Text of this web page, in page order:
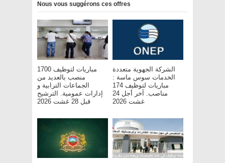
Nous vous suggérons ces offres
مباريات لتوظيف 1700
منصب بالعديد من
الجماعات الترابية و
إدارات عمومية. الترشيح
قبل 28 غشت 2026
الشركة الجهوية متعددة
الخدمات سوس ماسة :
مباريات لتوظيف 174
مناصب. آخر أجل 24
غشت 2026